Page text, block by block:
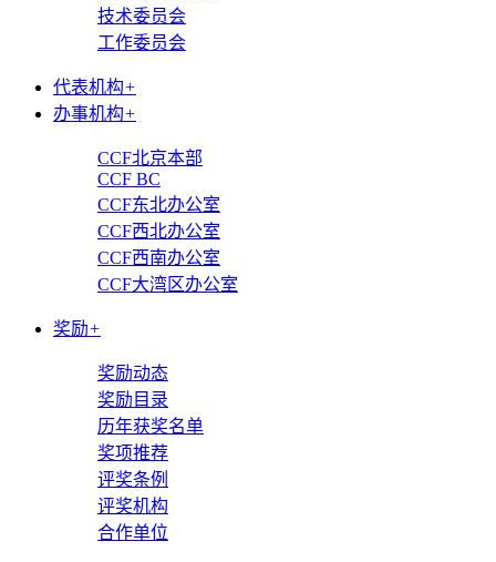
技术委员会
工作委员会
代表机构+
办事机构+
CCF北京本部
CCF BC
CCF东北办公室
CCF西北办公室
CCF西南办公室
CCF大湾区办公室
奖励+
奖励动态
奖励目录
历年获奖名单
奖项推荐
评奖条例
评奖机构
合作单位